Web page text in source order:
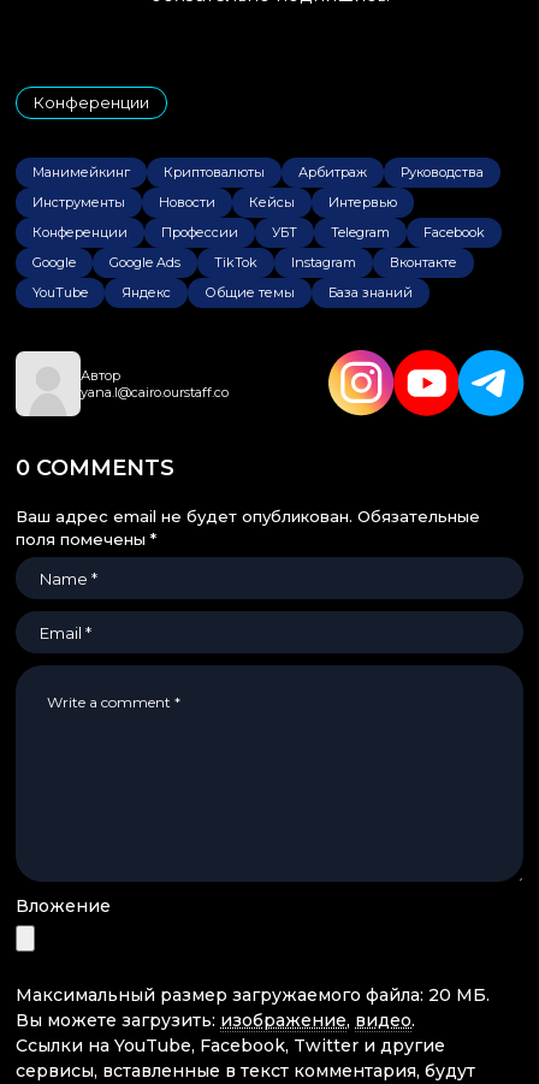
Конференции
Манимейкинг Криптовалюты Арбитраж
Руководства
Инструменты
Новости Кейсы
Интервью
Конференции
Профессии УБТ Telegram
Facebook
Google
Google Ads TikTok Instagram
Вконтакте
YouTube
Яндекс Общие темы База знаний
Автор
yana.l@cairo.ourstaff.co
0 COMMENTS
Ваш адрес email не будет опубликован. Обязательные
поля помечены *
Вложение
Максимальный размер загружаемого файла: 20 МБ.
Вы можете загрузить: изображение, видео.
Ссылки на YouTube, Facebook, Twitter и другие
сервисы, вставленные в текст комментария, будут